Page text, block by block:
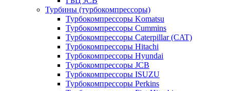
Турбины (турбокомпрессоры)
Турбокомпрессоры Komatsu
Турбокомпрессоры Cummins
Турбокомпрессоры Caterpillar (CAT)
Турбокомпрессоры Hitachi
Турбокомпрессоры Hyundai
Турбокомпрессоры JCB
Турбокомпрессоры ISUZU
Турбокомпрессоры Perkins